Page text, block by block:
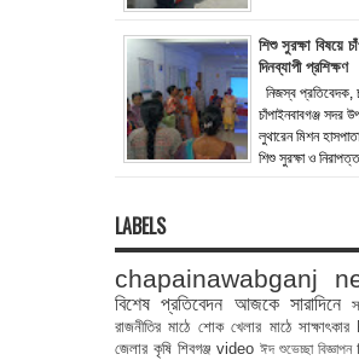
শিশু সুরক্ষা বিষয়ে
দিনব্যাপী প্রশিক্ষণ
নিজস্ব প্রতিবেদক,
চাঁপাইনবাবগঞ্জ সদর
লুথারেন মিশন
শিশু সুরক্ষা ও
LABELS
chapainawabganj
বিশেষ প্রতিবেদন আজকে সারাদিনে
রাজনীতির মাঠে শোক খেলার মাঠে সাক্ষাৎকার
জেলার কৃষি শিবগঞ্জ video ঈদ শুভেচ্ছা বিজ্ঞাপন